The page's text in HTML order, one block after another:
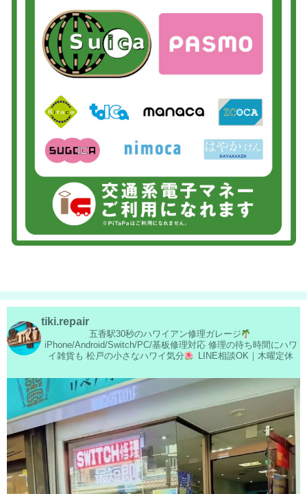
tiki.repair
五香駅30秒のハワイアン修理ガレージ
iPhone/Android/Switch/PC/基板修理対応修理の待ち時間にハワ
イ雑貨も 松戸の小さなハワイ気分 LINE相談OK｜木曜定休